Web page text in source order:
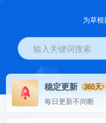
为草
输入关键词搜索
稳定更新
365天
每日更新不间断